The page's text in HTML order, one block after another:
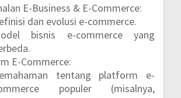
E-Business & E-Commerce:
dan evolusi e-commerce.
bisnis e-commerce yang
E-Commerce:
tentang platform e-
populer (misalnya,